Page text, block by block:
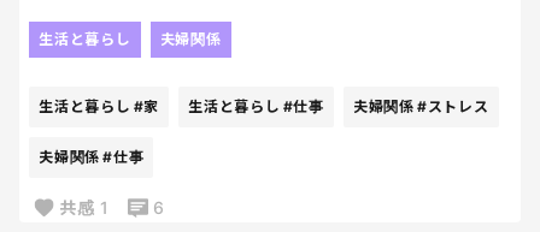
雨風酷くないけど仕事を休んだ旦那が家にいる。
まじで、ストレス。やばい。
お前は仕事いけ。
生活と暮らし 夫婦関係
生活と暮らし #家 生活と暮らし #仕事 夫婦関係 #ストレス
夫婦関係 #仕事
共感 1 6